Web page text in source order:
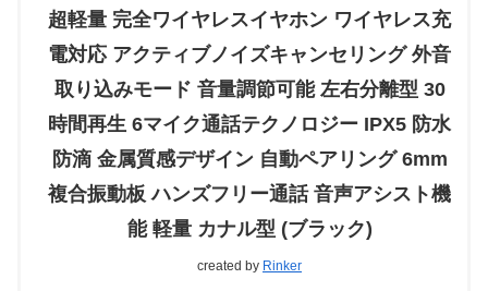
超軽量 完全ワイヤレスイヤホン ワイヤレス充
電対応 アクティブノイズキャンセリング 外音
取り込みモード 音量調節可能 左右分離型 30
時間再生 6マイク通話テクノロジー IPX5 防水
防滴 金属質感デザイン 自動ペアリング 6mm
複合振動板 ハンズフリー通話 音声アシスト機
能 軽量 カナル型 (ブラック)
created by Rinker